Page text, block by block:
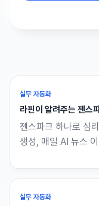
실무 자동화
라핀이 알려주는 젠스
젠스파크 하나로 심
생성, 매일 AI 뉴스
실무 자동화